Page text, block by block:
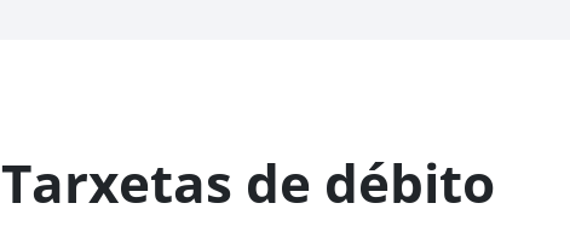
Tarxetas de débito